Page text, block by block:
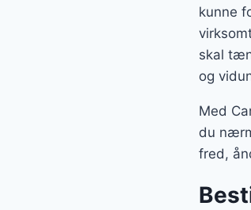
kunne
skal
og
Med
du
fred,